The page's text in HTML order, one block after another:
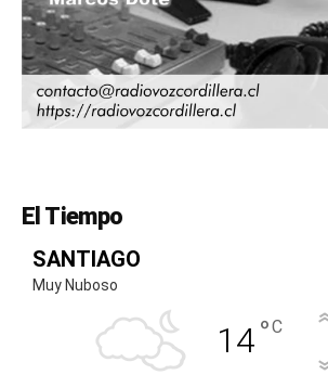
El Tiempo
SANTIAGO
Muy Nuboso
14°C